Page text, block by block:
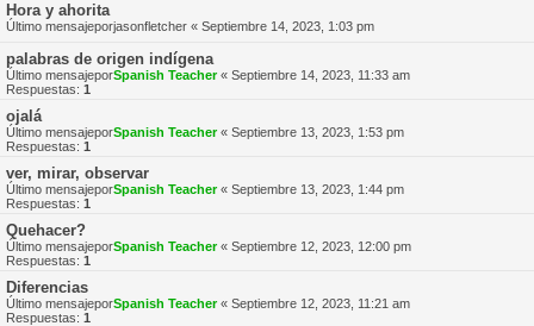
Hora y ahorita
Último mensajeporjasonfletcher « Septiembre 14, 2023, 1:03 pm
palabras de origen indígena
Último mensajeporSpanish Teacher« Septiembre 14, 2023, 11:33 am
Respuestas: 1
ojalá
Último mensajeporSpanish Teacher« Septiembre 13, 2023, 1:53 pm
Respuestas: 1
ver, mirar, observar
Último mensajeporSpanish Teacher« Septiembre 13, 2023, 1:44 pm
Respuestas: 1
Quehacer?
Último mensajeporSpanish Teacher« Septiembre 12, 2023, 12:00 pm
Respuestas: 1
Diferencias
Último mensajeporSpanish Teacher« Septiembre 12, 2023, 11:21 am
Respuestas: 1